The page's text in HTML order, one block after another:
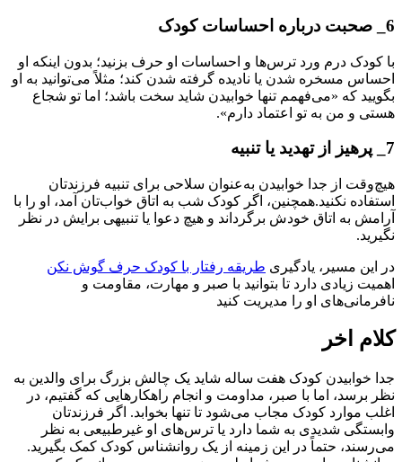
6_ صحبت درباره احساسات کودک
با کودک درم ورد ترس‌ها و احساسات او حرف بزنید؛ بدون اینکه او
احساس مسخره شدن یا نادیده گرفته شدن کند؛ مثلاً می‌توانید به او
بگویید که «می‌فهمم تنها خوابیدن شاید سخت باشد؛ اما تو شجاع
هستی و من به تو اعتماد دارم».
7_ پرهیز از تهدید یا تنبیه
هیچ‌وقت از جدا خوابیدن به‌عنوان سلاحی برای تنبیه فرزندتان
استفاده نکنید.همچنین، اگر کودک شب به اتاق خواب‌تان آمد، او را با
آرامش به اتاق خودش برگرداند و هیچ دعوا یا تنبیهی برایش در نظر
نگیرید.
در این مسیر، یادگیری طریقه رفتار با کودک حرف گوش نکن
اهمیت زیادی دارد تا بتوانید با صبر و مهارت، مقاومت و
نافرمانی‌های او را مدیریت کنید
کلام اخر
جدا خوابیدن کودک هفت ساله شاید یک چالش بزرگ برای والدین به
نظر برسد، اما با صبر، مداومت و انجام راهکار‌هایی که گفتیم، در
اغلب موارد کودک مجاب می‌شود تا تنها بخوابد. اگر فرزندتان
وابستگی شدیدی به شما دارد یا ترس‌های او غیرطبیعی به نظر
می‌رسند، حتماً در این زمینه از یک روانشناس کودک کمک بگیرید.